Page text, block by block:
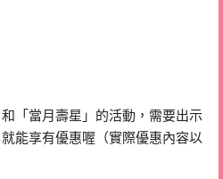
「當月壽星」的活動，需要出示
能享有優惠喔（實際優惠內容以